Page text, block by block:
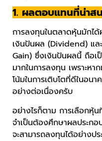
1. ผลตอบแทนที่น่าส
การลงทุนในตลาดหุ้นมักไ
เงินปันผล (Dividend) แล
Gain) ซึ่งเงินปันผลนี้ ถือ
มากในการลงทุน เพราะหา
โน้มในการเติบโตที่ดีในอนา
อย่างต่อเนื่องครับ
อย่างไรก็ตาม การเลือก
จำเป็นต้องศึกษาผลประก
จะสามารถลงทุนได้อย่างปร